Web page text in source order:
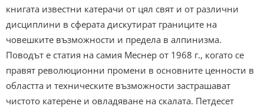
книгата известни катерачи от цял свят и от различни
дисциплини в сферата дискутират границите на
човешките възможности и предела в алпинизма.
Поводът е статия на самия Меснер от 1968 г., когато се
правят революционни промени в основните ценности в
областта и техническите възможности застрашават
чистото катерене и овладяване на скалата. Петдесет